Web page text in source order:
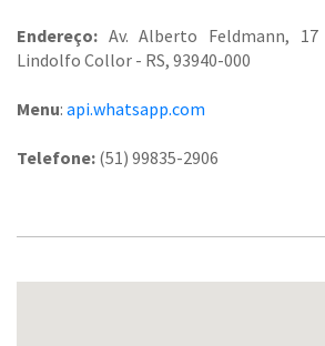
Endereço: Av. Alberto Feldmann,
Lindolfo Collor - RS, 93940-000
Menu: api.whatsapp.com
Telefone: (51) 99835-2906